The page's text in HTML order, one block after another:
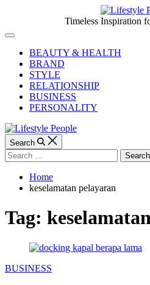
content
People
Timeless Inspiration
Off
CanvasBEAUTY & HEALTH
BRAND
STYLE
RELATIONSHIP
BUSINESS
PERSONALITY
Search
Search
for:
Home
keselamatan pelayaran
Tag:
Categories
BUSINESS